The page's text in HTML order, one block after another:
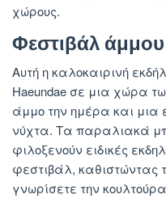
χώρους.
Φεστιβάλ
Αυτή η καλοκαιρινή
Haeundae σε μια χώρα
άμμο την ημέρα και μια
νύχτα. Τα παραλιακά
φιλοξενούν ειδικές
φεστιβάλ, καθιστώντας
γνωρίσετε την